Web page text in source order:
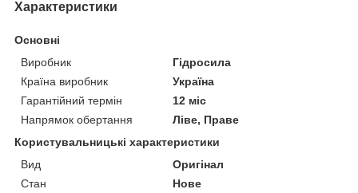
Характеристики
Основні
Виробник
Гідросила
Країна виробник
Україна
Гарантійний термін
12 міс
Напрямок обертання
Ліве, Праве
Користувальницькі характеристики
Вид
Оригінал
Стан
Нове